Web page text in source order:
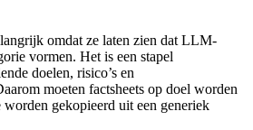
omdat ze laten zien dat LLM-
vormen. Het is een stapel
doelen, risico’s en
moeten factsheets op doel worden
worden gekopieerd uit een generiek